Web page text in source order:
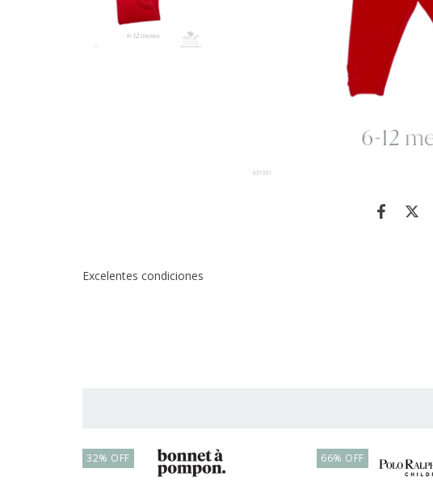
Excelentes condiciones
32% OFF 66% OFF